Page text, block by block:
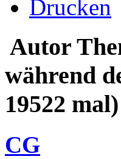
Drucken
Autor
während
19522 mal)
CG